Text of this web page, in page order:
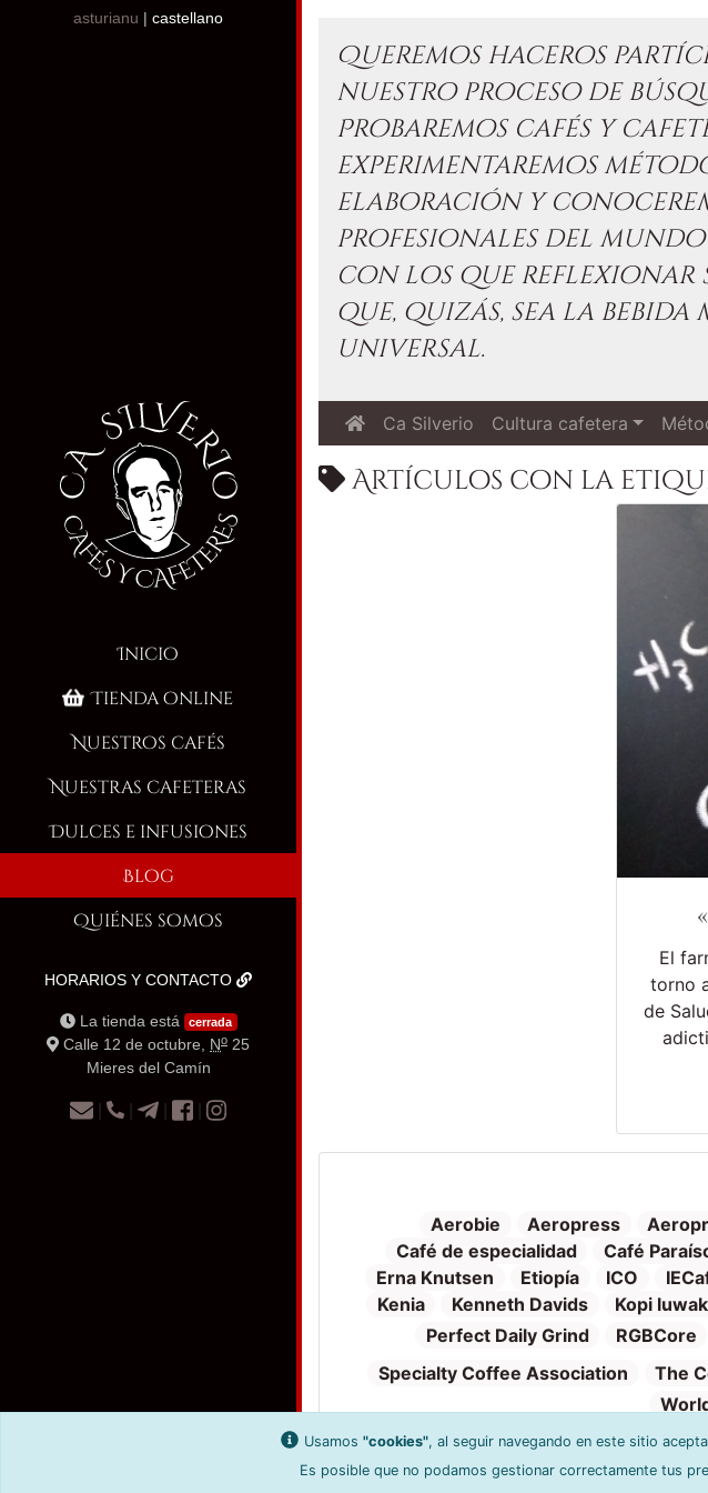
asturianu |castellano
Inicio
Tienda online
Nuestros cafés
Nuestras cafeteras
Dulces e infusiones
Blog
Quiénes somos
HORARIOS Y CONTACTO
La tienda está cerrada
Calle 12 de octubre, No 25
Mieres del Camín
| | |
Queremos haceros
nuestro proceso de
Probaremos cafés y
experimentaremos
elaboración y
profesionales del
con los que reflexionar
que, quizás, sea la bebida
universal.
Ca Silverio Cultura cafetera
Artículos con la
El
torno
de
Aerobie Aeropress
Café de especialidad
Café
Erna Knutsen
Etiopía ICO
Kenia
Kenneth Davids Kopi luwak
Perfect Daily Grind
RGBCore
Specialty Coffee Association
The
Política de
Usamos "cookies", al seguir navegando en este sitio
Es posible que no podamos gestionar correctamente tus